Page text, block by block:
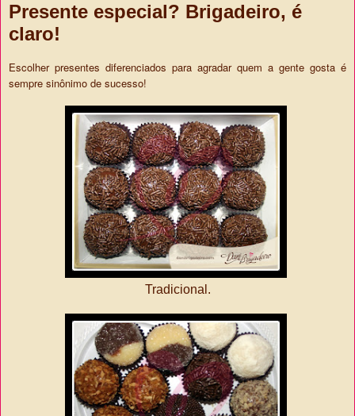
Presente especial? Brigadeiro, é
claro!
Escolher presentes diferenciados para agradar quem a gente gosta é
sempre sinônimo de sucesso!
Tradicional.